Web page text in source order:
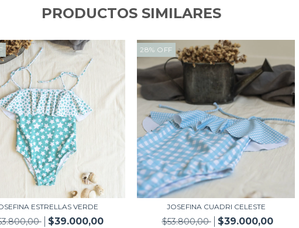
PRODUCTOS SIMILARES
ESTRELLAS VERDE
$39.000,00
28% OFF
JOSEFINA CUADRI CELESTE
$53.800,00 $39.000,00